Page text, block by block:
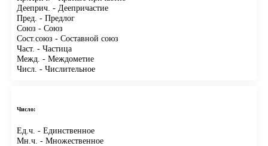
Дееприч. - Деепричастие
Пред. - Предлог
Союз - Союз
Сост.союз - Составной союз
Част. - Частица
Межд. - Междометие
Числ. - Числительное
Число:
Ед.ч. - Единственное
Мн.ч. - Множественное